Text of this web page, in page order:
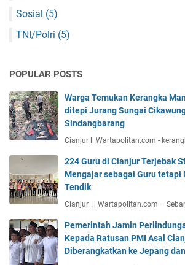
Sosial (5)
TNI/Polri (5)
POPULAR POSTS
Warga Temukan Kerangka
ditepi Jurang Sungai
Sindangbarang
Cianjur ll Wartapolitan.com -
224 Guru di Cianjur Terjebak
Mengajar sebagai Guru tetapi
Tendik
Cianjur ll Wartapolitan.com –
Pemerintah Jamin
Kepada Ratusan PMI Asal
Diberangkatkan ke Jepang